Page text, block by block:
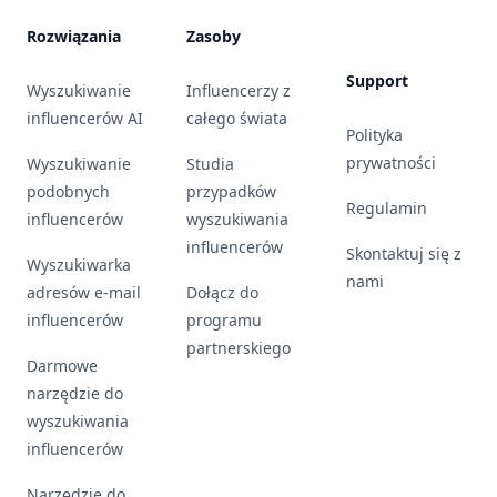
Rozwiązania
Wyszukiwanie
influencerów AI
Wyszukiwanie
podobnych
influencerów
Wyszukiwarka
adresów e-mail
influencerów
Darmowe
narzędzie do
wyszukiwania
influencerów
Zasoby
Influencerzy z
całego świata
Studia
przypadków
wyszukiwania
influencerów
Dołącz do
programu
partnerskiego
Support
Polityka
prywatności
Regulamin
Skontaktuj się z
nami